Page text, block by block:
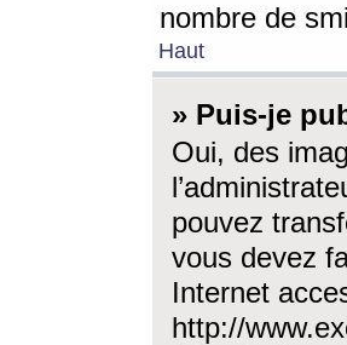
nombre de
Haut
» Puis-je
Oui, des
pouvez
vous devez
Internet
http://